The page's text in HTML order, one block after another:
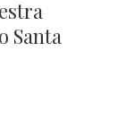
Santa